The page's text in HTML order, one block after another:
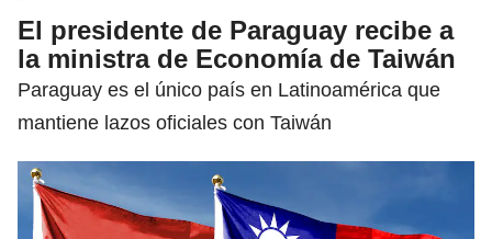
El presidente de Paraguay recibe a
la ministra de Economía de Taiwán
Paraguay es el único país en Latinoamérica que
mantiene lazos oficiales con Taiwán